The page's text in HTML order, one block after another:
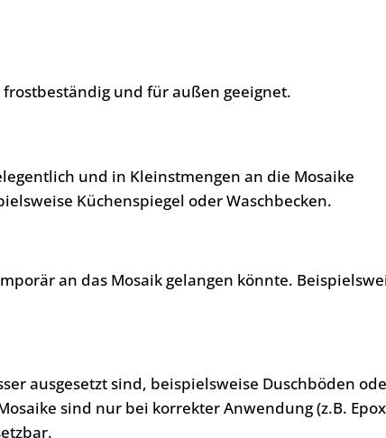
und für außen geeignet.
und in Kleinstmengen an die Mosaike
Küchenspiegel oder Waschbecken.
an das Mosaik gelangen könnte.
ausgesetzt sind, beispielsweise Duschböden
sind nur bei korrekter Anwendung (z.B.